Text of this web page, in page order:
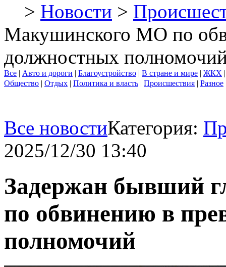
> Новости >
Макушинского МО по
должностных
Все | Авто и дороги | Благоустройство | В стране и мире | ЖКХ
Общество | Отдых | Политика и власть | Происшествия | Разное
Все новостиКатегория:
2025/12/30 13:40
Задержан бывший
по обвинению в
полномочий